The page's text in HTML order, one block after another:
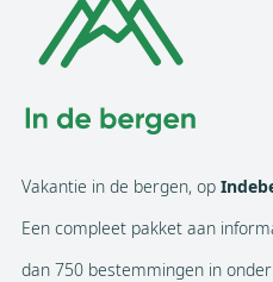
Vakantie in de bergen, op
Een compleet pakket aan
dan 750 bestemmingen in